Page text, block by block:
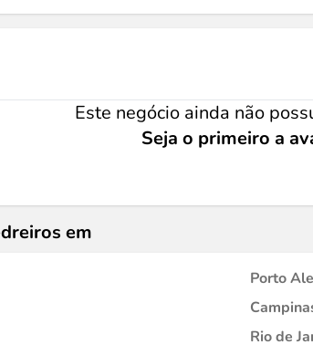
Este negócio ainda não
Seja o primeiro a
em
Porto
Rio de